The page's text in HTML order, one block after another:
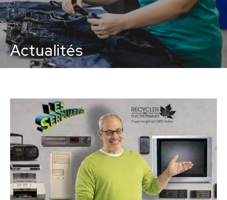
Actualités